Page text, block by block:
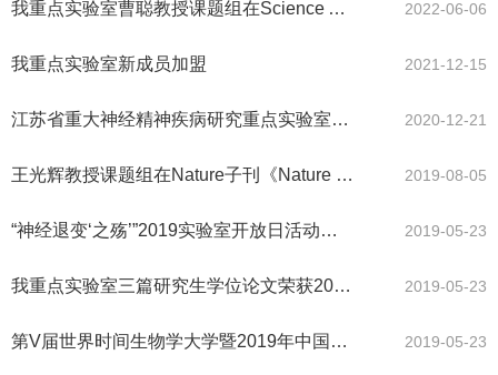
我重点实验室曹聪教授课题组在Science Advances发表文章 2022-06-06
我重点实验室新成员加盟 2021-12-15
江苏省重大神经精神疾病研究重点实验室2020年学术委员会会议顺利召开 2020-12-21
王光辉教授课题组在Nature子刊《Nature Communications》发表通讯作者论文 2019-08-05
“神经退变‘之殇’”2019实验室开放日活动顺利举行 2019-05-23
我重点实验室三篇研究生学位论文荣获2018年江苏省优秀博士硕士学位论文 2019-05-23
第V届世界时间生物学大学暨2019年中国细胞生物学学会生物节律分会 全国大会于中国苏州成功举办 2019-05-23